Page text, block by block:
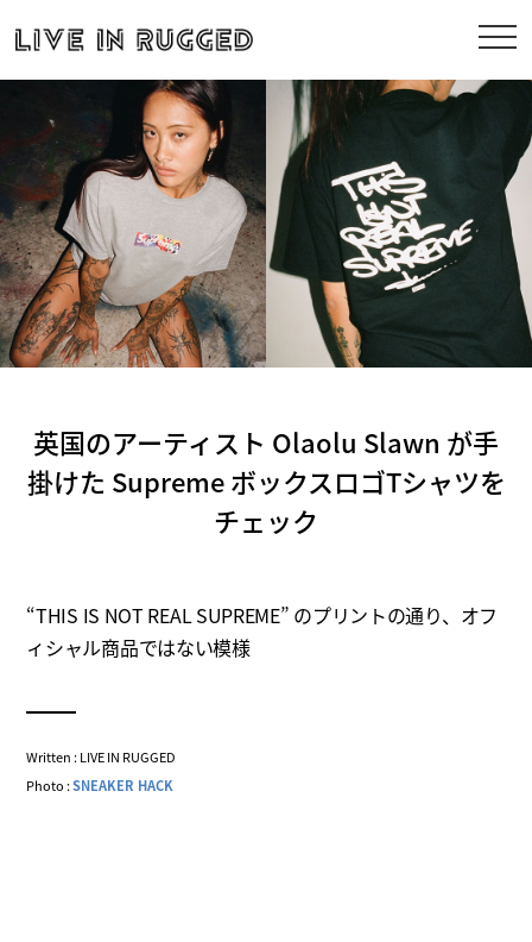
英国のアーティスト Olaolu Slawn が手
掛けた Supreme ボックスロゴTシャツを
チェック
“THIS IS NOT REAL SUPREME” のプリントの通り、オフ
ィシャル商品ではない模様
Written : LIVE IN RUGGED
Photo :SNEAKER HACK